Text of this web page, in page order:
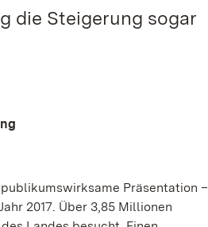
die Steigerung sogar
Präsentation –
2017. Über 3,85 Millionen